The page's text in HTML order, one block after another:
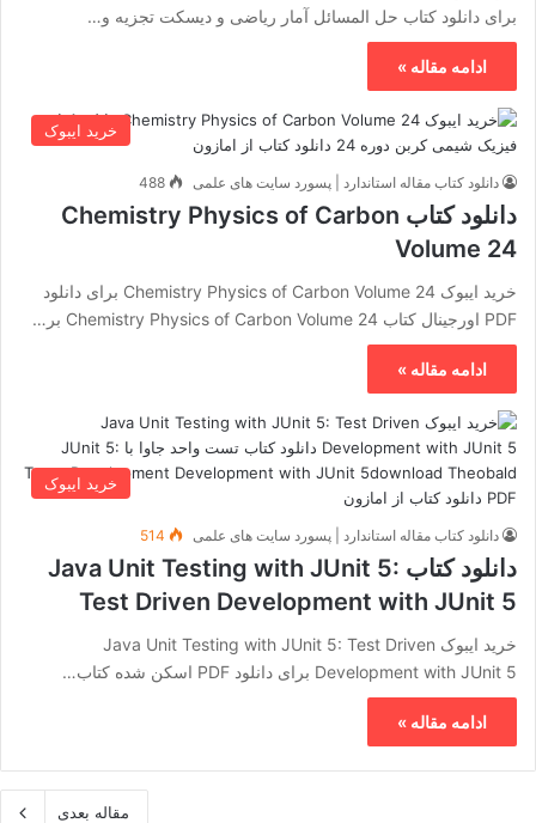
برای دانلود کتاب حل المسائل آمار ریاضی و دیسکت تجزیه و…
ادامه مقاله »
خرید ایبوک
دانلود کتاب مقاله استاندارد | پسورد سایت های علمی 488
دانلود کتاب Chemistry Physics of Carbon
Volume 24
خرید ایبوک Chemistry Physics of Carbon Volume 24 برای دانلود
PDF اورجینال کتاب Chemistry Physics of Carbon Volume 24 بر…
ادامه مقاله »
خرید ایبوک
دانلود کتاب مقاله استاندارد | پسورد سایت های علمی 514
دانلود کتاب Java Unit Testing with JUnit 5:
Test Driven Development with JUnit 5
خرید ایبوک Java Unit Testing with JUnit 5: Test Driven
Development with JUnit 5 برای دانلود PDF اسکن شده کتاب…
ادامه مقاله »
مقاله بعدی